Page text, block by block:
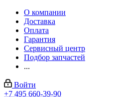
О компании
Доставка
Оплата
Гарантия
Сервисный центр
Подбор запчастей
...
Войти
+7 495 660-39-90